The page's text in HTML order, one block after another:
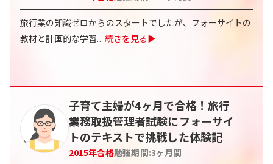
旅行業の知識ゼロからのスタートでしたが、フォーサイトの
教材と計画的な学習... 続きを見る▶
子育て主婦が4ヶ月で合格！旅行
業務取扱管理者試験にフォーサイ
トのテキストで挑戦した体験記
2015年合格勉強期間:3ヶ月間